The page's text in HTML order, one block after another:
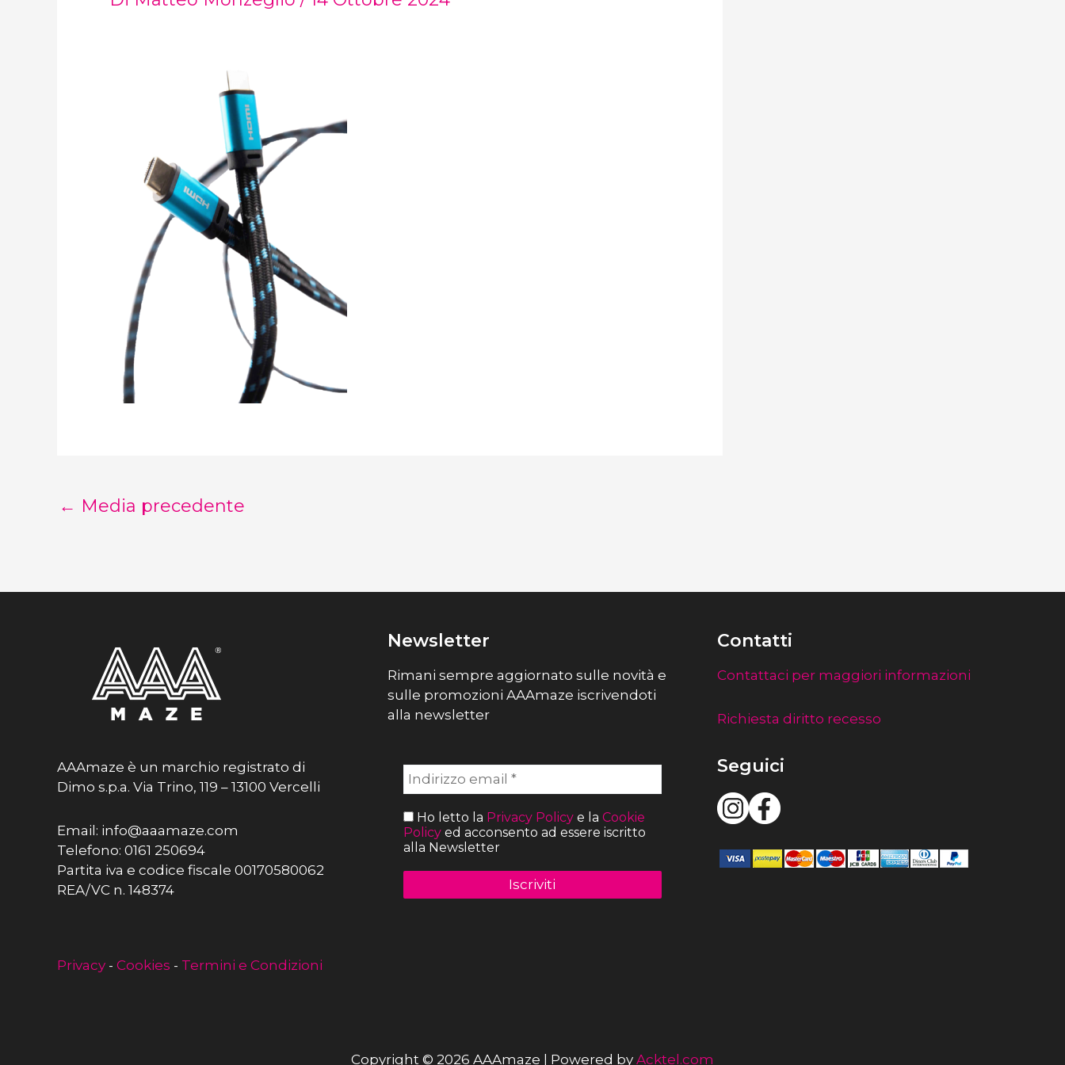
← Media precedente
AAAmaze è un marchio registrato di
Dimo s.p.a. Via Trino, 119 – 13100 Vercelli
Email: info@aaamaze.com
Telefono: 0161 250694
Partita iva e codice fiscale 00170580062
REA/VC n. 148374
Privacy - Cookies - Termini e Condizioni
Newsletter
Rimani sempre aggiornato sulle novità e
sulle promozioni AAAmaze iscrivendoti
alla newsletter
Ho letto la Privacy Policye la Cookie
Policyed acconsento ad essere iscritto
alla Newsletter
Contatti
Contattaci per maggiori informazioni
Richiesta diritto recesso
Seguici
Copyright © 2026 AAAmaze | Powered by Acktel.com